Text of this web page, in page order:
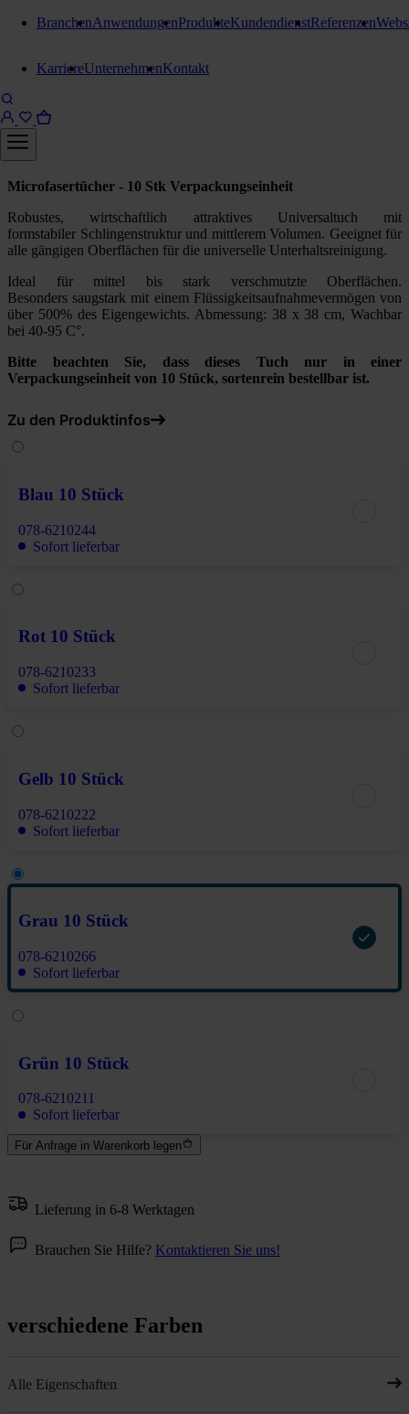
BranchenAnwendungenProdukteKundendienstReferenzen
KarriereUnternehmenKontakt
Stangl Microfasertuch Basic
Eco
Microfasertücher - 10 Stk Verpackungseinheit
Robustes, wirtschaftlich attraktives Universaltuch mit
formstabiler Schlingenstruktur und mittlerem Volumen. Geeignet für
alle gängigen Oberflächen für die universelle Unterhaltsreinigung.
Ideal für mittel bis stark verschmutzte Oberflächen.
Besonders saugstark mit einem Flüssigkeitsaufnahmevermögen von
über 500% des Eigengewichts. Abmessung: 38 x 38 cm, Wachbar
bei 40-95 C°.
Bitte beachten Sie, dass dieses Tuch nur in einer
Verpackungseinheit von 10 Stück, sortenrein bestellbar ist.
Zu den Produktinfos
Blau 10 Stück
078-6210244
Sofort lieferbar
Rot 10 Stück
078-6210233
Sofort lieferbar
Gelb 10 Stück
078-6210222
Sofort lieferbar
Grau 10 Stück
078-6210266
Sofort lieferbar
Grün 10 Stück
078-6210211
Sofort lieferbar
Für Anfrage in Warenkorb legen
Lieferung in 6-8 Werktagen
Brauchen Sie Hilfe? Kontaktieren Sie uns!
verschiedene Farben
Alle Eigenschaften